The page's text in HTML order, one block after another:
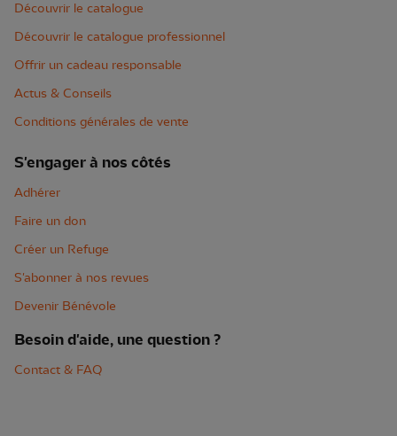
Découvrir le catalogue
Découvrir le catalogue professionnel
Offrir un cadeau responsable
Actus & Conseils
Conditions générales de vente
S'engager à nos côtés
Adhérer
Faire un don
Créer un Refuge
S'abonner à nos revues
Devenir Bénévole
Besoin d'aide, une question ?
Contact & FAQ